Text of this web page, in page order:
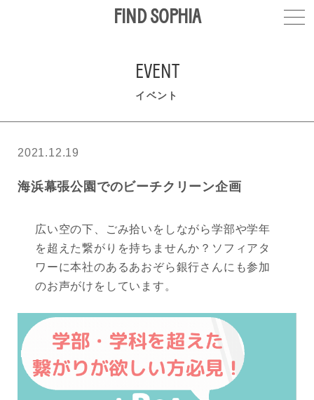
FIND SOPHIA
EVENT
イベント
2021.12.19
海浜幕張公園でのビーチクリーン企画
広い空の下、ごみ拾いをしながら学部や学年
を超えた繋がりを持ちませんか？ソフィアタ
ワーに本社のあるあおぞら銀行さんにも参加
のお声がけをしています。